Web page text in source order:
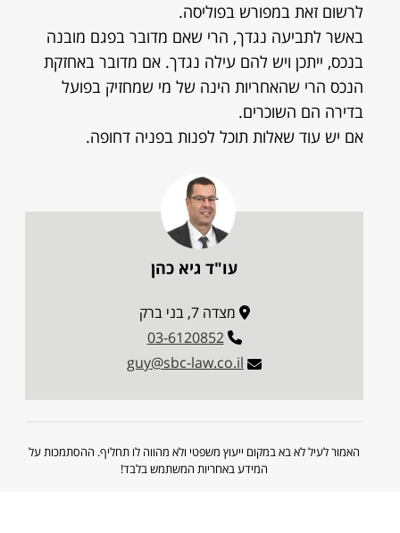
לרשום זאת במפורש בפוליסה.
באשר לתביעה נגדך, הרי שאם מדובר בפגם מובנה
בנכס, ייתכן ויש להם עילה נגדך. אם מדובר באחזקת
הנכס הרי שהאחריות הינה של מי שמחזיק בפועל
בדירה הם השוכרים.
אם יש עוד שאלות תוכל לפנות בפניה דחופה.
עו"ד גיא כהן
מצדה 7, בני ברק
03-6120852
guy@sbc-law.co.il
האמור לעיל לא בא במקום ייעוץ משפטי ולא מהווה לו תחליף. ההסתמכות על
המידע באחריות המשתמש בלבד!